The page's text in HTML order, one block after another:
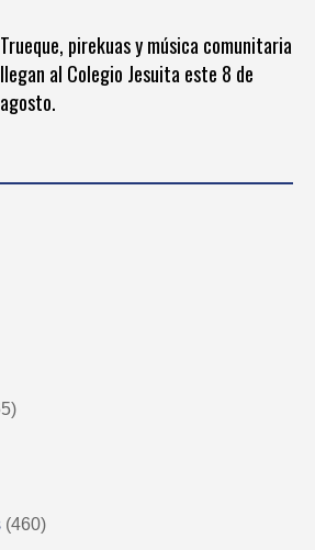
Trueque, pirekuas y música comunitaria
llegan al Colegio Jesuita este 8 de
agosto.
(460)